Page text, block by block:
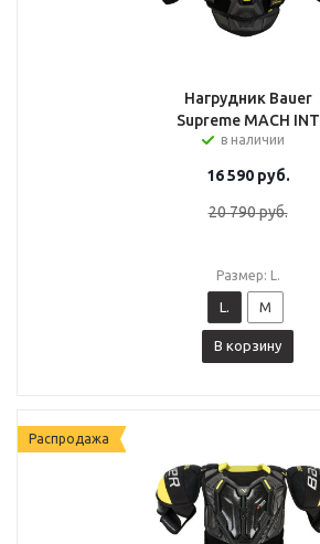
Нагрудник Bauer
Supreme MACH INT
в наличии
16 590руб.
20 790руб.
Размер: L.
L. M
В корзину
Распродажа